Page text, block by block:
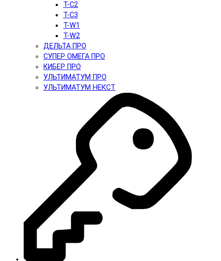
T-C2
T-C3
T-W1
T-W2
ДЕЛЬТА ПРО
СУПЕР ОМЕГА ПРО
КИБЕР ПРО
УЛЬТИМАТУМ ПРО
УЛЬТИМАТУМ НЕКСТ